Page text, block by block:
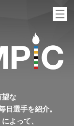
望な
日選手を紹介。
よって、